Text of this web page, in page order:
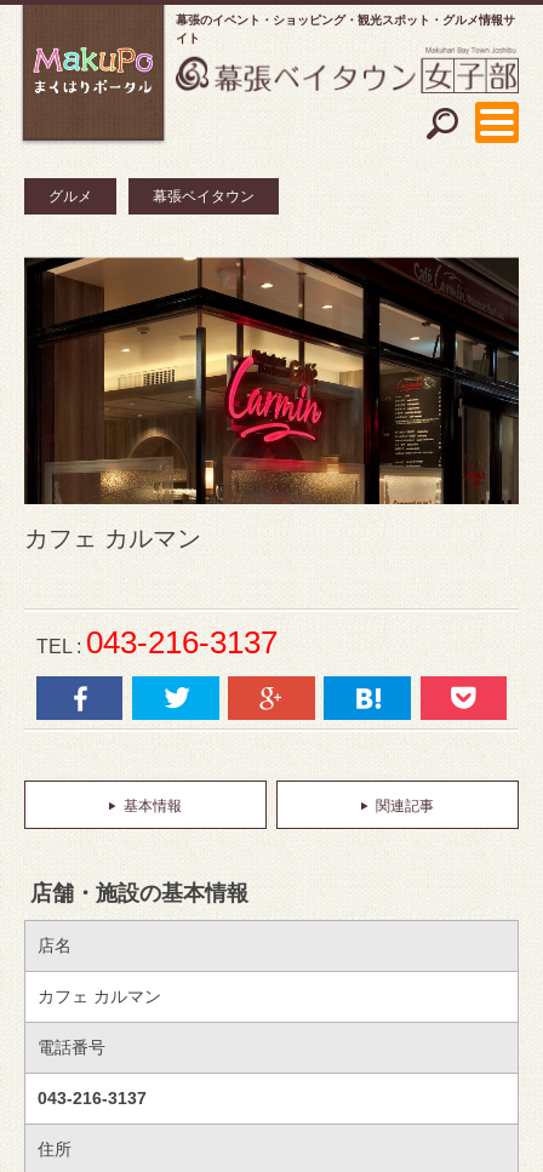
幕張のイベント・ショッピング
観光スポット・グルメ情報サ
イト
グルメ 幕張ベイタウン
カフェ カルマン
TEL : 043-216-3137
基本情報 関連記事
店舗・施設の基本情報
店名
カフェ カルマン
電話番号
043-216-3137
住所